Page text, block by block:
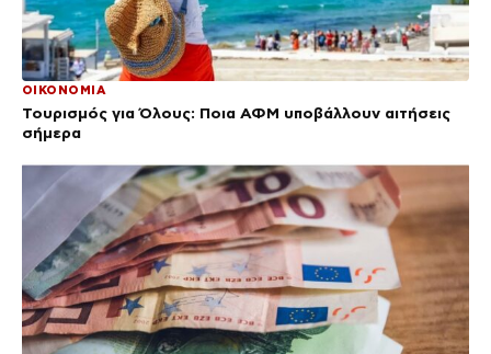
ΟΙΚΟΝΟΜΙΑ
Τουρισμός για Όλους: Ποια ΑΦΜ υποβάλλουν αιτήσεις
σήμερα